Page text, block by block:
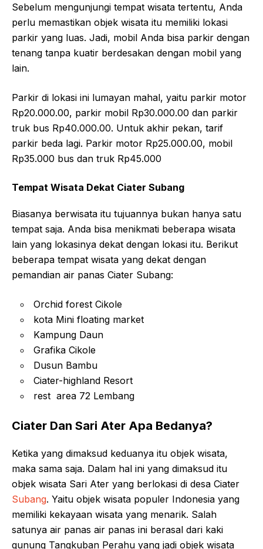
Sebelum mengunjungi tempat wisata tertentu, Anda
perlu memastikan objek wisata itu memiliki lokasi
parkir yang luas. Jadi, mobil Anda bisa parkir dengan
tenang tanpa kuatir berdesakan dengan mobil yang
lain.
Parkir di lokasi ini lumayan mahal, yaitu parkir motor
Rp20.000.00, parkir mobil Rp30.000.00 dan parkir
truk bus Rp40.000.00. Untuk akhir pekan, tarif
parkir beda lagi. Parkir motor Rp25.000.00, mobil
Rp35.000 bus dan truk Rp45.000
Tempat Wisata Dekat Ciater Subang
Biasanya berwisata itu tujuannya bukan hanya satu
tempat saja. Anda bisa menikmati beberapa wisata
lain yang lokasinya dekat dengan lokasi itu. Berikut
beberapa tempat wisata yang dekat dengan
pemandian air panas Ciater Subang:
Orchid forest Cikole
kota Mini floating market
Kampung Daun
Grafika Cikole
Dusun Bambu
Ciater-highland Resort
rest area 72 Lembang
Ciater Dan Sari Ater Apa Bedanya?
Ketika yang dimaksud keduanya itu objek wisata,
maka sama saja. Dalam hal ini yang dimaksud itu
objek wisata Sari Ater yang berlokasi di desa Ciater
Subang. Yaitu objek wisata populer Indonesia yang
memiliki kekayaan wisata yang menarik. Salah
satunya air panas air panas ini berasal dari kaki
gunung Tangkuban Perahu yang jadi objek wisata